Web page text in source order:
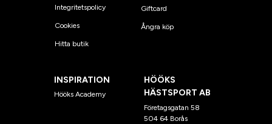
Integritetspolicy
Cookies
Hitta butik
Giftcard
Ångra köp
INSPIRATION
Hööks Academy
HÖÖKS
HÄSTSPORT AB
Företagsgatan 58
504 64 Borås